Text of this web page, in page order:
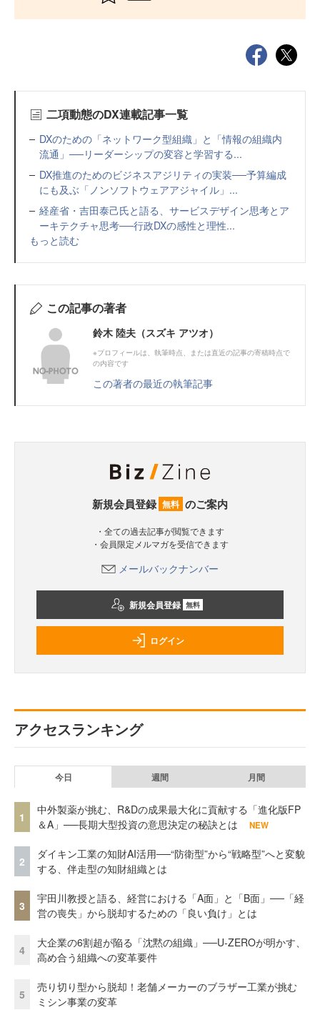
二項動態のDX連載記事一覧
DXのための「ネットワーク型組織」と「情報の組織内
流通」──リーダーシップの変容と学習する...
DX推進のためのビジネスアジリティの実装──予算編成
にも及ぶ「ノンソフトウェアアジャイル」...
経産省・吉田泰己氏と語る、サービスデザイン思考とア
ーキテクチャ思考──行政DXの感性と理性...
もっと読む
この記事の著者
鈴木 陸夫（スズキ アツオ）
※プロフィールは、執筆時点、または直近の記事の寄稿時点で
の内容です
この著者の最近の執筆記事
新規会員登録 無料 のご案内
・全ての過去記事が閲覧できます
・会員限定メルマガを受信できます
メールバックナンバー
新規会員登録 無料
ログイン
アクセスランキング
今日 週間 月間
1
中外製薬が挑む、R&Dの成果最大化に貢献する「進化版FP
＆A」──長期大型投資の意思決定の秘訣とは
NEW
2
ダイキン工業の知財AI活用──“防衛型”から“戦略型”へと変貌
する、伴走型の知財組織とは
3
宇田川教授と語る、経営における「A面」と「B面」──「経
営の喪失」から脱却するための「良い負け」とは
4
大企業の6割超が陥る「沈黙の組織」──U-ZEROが明かす、
高め合う組織への変革要件
5
売り切り型から脱却！老舗メーカーのブラザー工業が挑む
ミシン事業の変革